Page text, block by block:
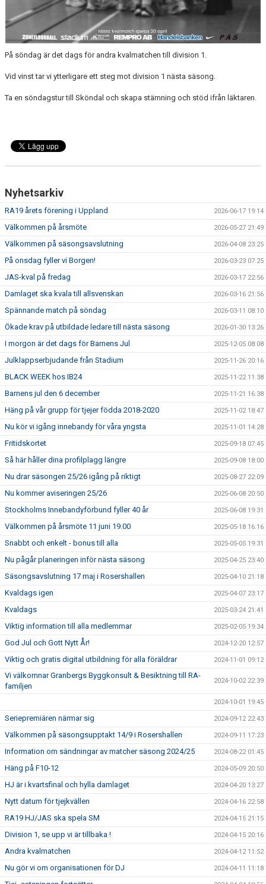
På söndag är det dags för andra kvalmatchen till division 1.
Vid vinst tar vi ytterligare ett steg mot division 1 nästa säsong.
Ta en söndagstur till Sköndal och skapa stämning och stöd ifrån läktaren.
Nyhetsarkiv
RA19 årets förening i Uppland 2026-06-17 19:14
Välkommen på årsmöte 2026-05-27 21:49
Välkommen på säsongsavslutning 2026-04-08 23:25
På onsdag fyller vi Borgen! 2026-03-23 07:25
JAS-kval på fredag 2026-03-17 22:56
Damlaget ska kvala till allsvenskan 2026-03-16 21:56
Spännande match på söndag 2026-03-11 08:10
Ökade krav på utbildade ledare till nästa säsong 2026-01-30 13:26
I morgon är det dags för Barnens Jul 2025-12-05 08:08
Julklappserbjudande från Stadium 2025-11-26 20:16
BLACK WEEK hos IB24 2025-11-22 11:38
Barnens jul den 6 december 2025-11-21 16:38
Häng på vår grupp för tjejer födda 2018-2020 2025-11-02 18:47
Nu kör vi igång innebandy för våra yngsta 2025-11-01 14:28
Fritidskortet 2025-09-18 07:45
Så här håller dina profilplagg längre 2025-09-08 18:00
Nu drar säsongen 25/26 igång på riktigt 2025-08-27 22:09
Nu kommer aviseringen 25/26 2025-06-08 20:50
Stockholms Innebandyförbund fyller 40 år 2025-06-08 19:31
Välkommen på årsmöte 11 juni 19.00 2025-05-18 16:16
Snabbt och enkelt - bonus till alla 2025-05-05 19:31
Nu pågår planeringen inför nästa säsong 2025-04-25 23:40
Säsongsavslutning 17 maj i Rosershallen 2025-04-10 21:18
Kvaldags igen 2025-04-07 23:17
Kvaldags 2025-03-24 21:41
Viktig information till alla medlemmar 2025-02-05 19:34
God Jul och Gott Nytt År! 2024-12-20 12:57
Viktig och gratis digital utbildning för alla föräldrar 2024-11-01 09:12
Vi välkomnar Granbergs Byggkonsult & Besiktning till RA-
familjen
2024-10-02 22:39
2024-10-01 19:45
Seriepremiären närmar sig 2024-09-12 22:43
Välkommen på säsongsupptakt 14/9 i Rosershallen 2024-09-11 17:23
Information om sändningar av matcher säsong 2024/25 2024-08-22 01:45
Häng på F10-12 2024-05-09 20:50
HJ är i kvartsfinal och hylla damlaget 2024-04-20 13:27
Nytt datum för tjejkvällen 2024-04-16 22:58
RA19 HJ/JAS ska spela SM 2024-04-15 21:15
Division 1, se upp vi är tillbaka ! 2024-04-15 20:16
Andra kvalmatchen 2024-04-12 11:52
Nu gör vi om organisationen för DJ 2024-04-11 11:18